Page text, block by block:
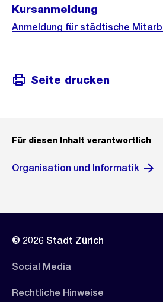
Kursanmeldung
Anmeldung für städtische
Seite drucken
Für diesen Inhalt verantwortlich
Organisation und Informatik
© 2026 Stadt Zürich
Social Media
Rechtliche Hinweise